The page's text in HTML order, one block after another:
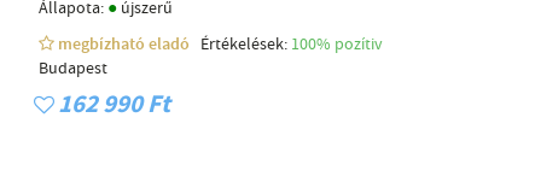
Állapota: ● újszerű
megbízható eladó
Értékelések: 100% pozítiv
Budapest
162 990 Ft